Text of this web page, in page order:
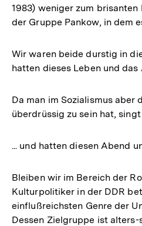
1983) weniger zum
der Gruppe Pankow, in dem
Wir waren beide durstig in
hatten dieses Leben und das
Da man im Sozialismus aber
überdrüssig zu sein hat,
... und hatten diesen Abend
Bleiben wir im Bereich der
Kulturpolitiker in der DDR
einflußreichsten Genre der
Dessen Zielgruppe ist